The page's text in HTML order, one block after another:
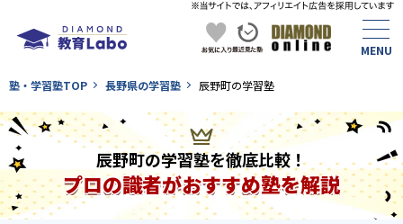
塾・学習塾TOP 長野県の学習塾 辰野町の学習塾
辰野町の学習塾を徹底比較！
プロの識者がおすすめ塾を解説